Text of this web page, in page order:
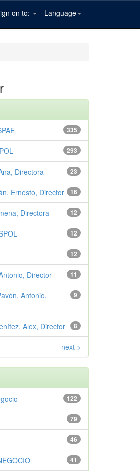
Language
on to:
335
293
23
Directora
16
Ernesto, Director
12
Directora
12
12
11
Director
9
Antonio,
8
Alex, Director
next >
122
79
46
41